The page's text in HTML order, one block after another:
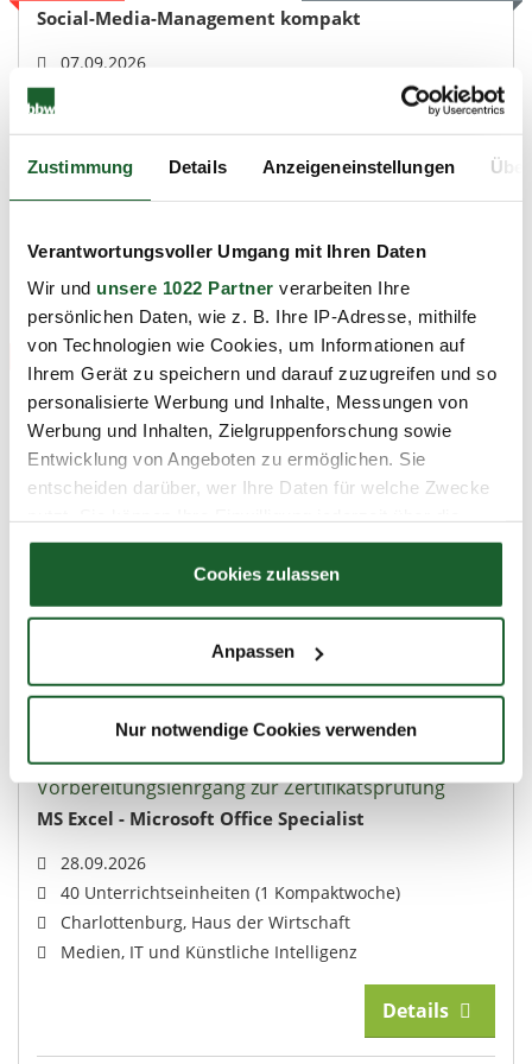
Zustimmung Details Anzeigeneinstellungen
Verantwortungsvoller Umgang mit Ihren Daten
Wir und unsere 1022 Partner verarbeiten Ihre
persönlichen Daten, wie z. B. Ihre IP-Adresse, mithilfe
von Technologien wie Cookies, um Informationen auf
Ihrem Gerät zu speichern und darauf zuzugreifen und so
personalisierte Werbung und Inhalte, Messungen von
Werbung und Inhalten, Zielgruppenforschung sowie
Entwicklung von Angeboten zu ermöglichen. Sie
entscheiden darüber, wer Ihre Daten für welche Zwecke
Cookie-Erklärung oder durch Klicken auf das Privacy
Trigger Symbol ändern oder widerrufen
Informationen über Ihre geografische Lage
erfassen, welche bis auf einige Meter genau sein
können
Erfahren Sie mehr darüber, wie Ihre persönlichen Daten
Abschnitt Einzelheiten
Wir verwenden Cookies, um Inhalte und Anzeigen zu
personalisieren, Funktionen für soziale Medien anbieten
zu können und die Zugriffe auf unsere Website zu
analysieren. Außerdem geben wir Informationen zu Ihrer
Verwendung unserer Website an unsere Partner für
Cookies zulassen
Anpassen
Nur notwendige Cookies verwenden
Social-Media-Management kompakt
07.09.2026
Handel – Marketing
Plätze verfügbar Merkzettel PDF
Online-Seminarreihe
Microsoft Excel - Die wichtigsten Tools und
Funktionen
10.09.2026
7 Online-Seminare à 90 Minuten, jeweils ab 10.00 Uhr
Charlottenburg, Haus der Wirtschaft
Medien, IT und Künstliche Intelligenz
Merkzettel PDF
Seminare
Online Inhalte
Vorbereitungslehrgang zur Zertifikatsprüfung
MS Excel - Microsoft Office Specialist
28.09.2026
40 Unterrichtseinheiten (1 Kompaktwoche)
Charlottenburg, Haus der Wirtschaft
Medien, IT und Künstliche Intelligenz
Details